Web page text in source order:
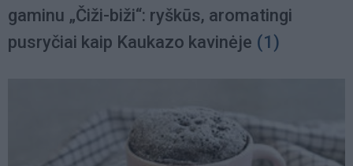
gaminu „Čiži-biži“: ryškūs, aromatingi
pusryčiai kaip Kaukazo kavinėje (1)